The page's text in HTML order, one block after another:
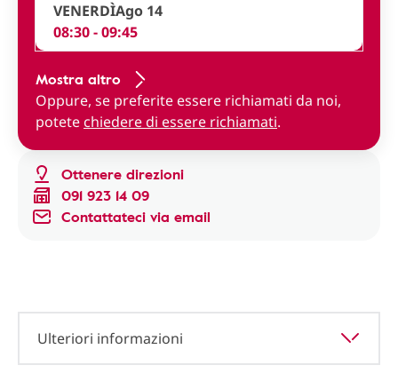
Ottenere direzioni
091 923 14 09
Contattateci via email
VENERDÌAgo 14
08:30 - 09:45
Mostra altro
Oppure, se preferite essere richiamati da noi,
potetechiedere di essere richiamati.
Ulteriori informazioni